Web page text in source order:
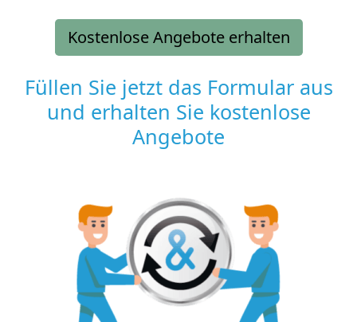
Kostenlose Angebote erhalten
Füllen Sie jetzt das Formular aus
und erhalten Sie kostenlose
Angebote